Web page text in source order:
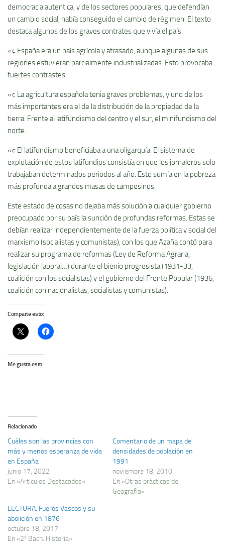
democracia autentica, y de los sectores populares, que defendí­an
un cambio social, habí­a conseguido el cambio de régimen. El texto
destaca algunos de los graves contrates que viví­a el paí­s:
«¢ España era un paí­s agrí­cola y atrasado, aunque algunas de sus
regiones estuvieran parcialmente industrializadas. Esto provocaba
fuertes contrastes
«¢ La agricultura española tenia graves problemas, y uno de los
más importantes era el de la distribución de la propiedad de la
tierra: Frente al latifundismo del centro y el sur, el minifundismo del
norte.
«¢ El latifundismo beneficiaba a una oligarquí­a. El sistema de
explotación de estos latifundios consistí­a en que los jornaleros solo
trabajaban determinados periodos al año. Esto sumí­a en la pobreza
más profunda a grandes masas de campesinos.
Este estado de cosas no dejaba más solución a cualquier gobierno
preocupado por su paí­s la sunción de profundas reformas. Estas se
debí­an realizar independientemente de la fuerza polí­tica y social del
marxismo (socialistas y comunistas), con los que Azaña contó para
realizar su programa de reformas (Ley de Reforma Agraria,
legislación laboral…) durante el bienio progresista (1931-33,
coalición con los socialistas) y el gobierno del Frente Popular (1936,
coalición con nacionalistas, socialistas y comunistas).
Comparte esto:
Me gusta esto:
Relacionado
Cuáles son las provincias con
más y menos esperanza de vida
en España
junio 17, 2022
En «Artículos Destacados»
Comentario de un mapa de
densidades de población en
1991
noviembre 18, 2010
En «Otras prácticas de
Geografía»
LECTURA: Fueros Vascos y su
abolición en 1876
octubre 18, 2017
En «2º Bach. Historia»